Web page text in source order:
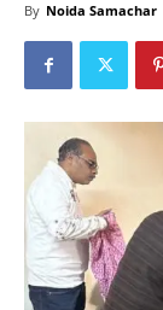
By Noida Samachar